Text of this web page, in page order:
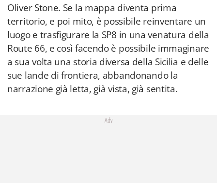
Oliver Stone. Se la mappa diventa prima
territorio, e poi mito, è possibile reinventare un
luogo e trasfigurare la SP8 in una venatura della
Route 66, e così facendo è possibile immaginare
a sua volta una storia diversa della Sicilia e delle
sue lande di frontiera, abbandonando la
narrazione già letta, già vista, già sentita.
Adv